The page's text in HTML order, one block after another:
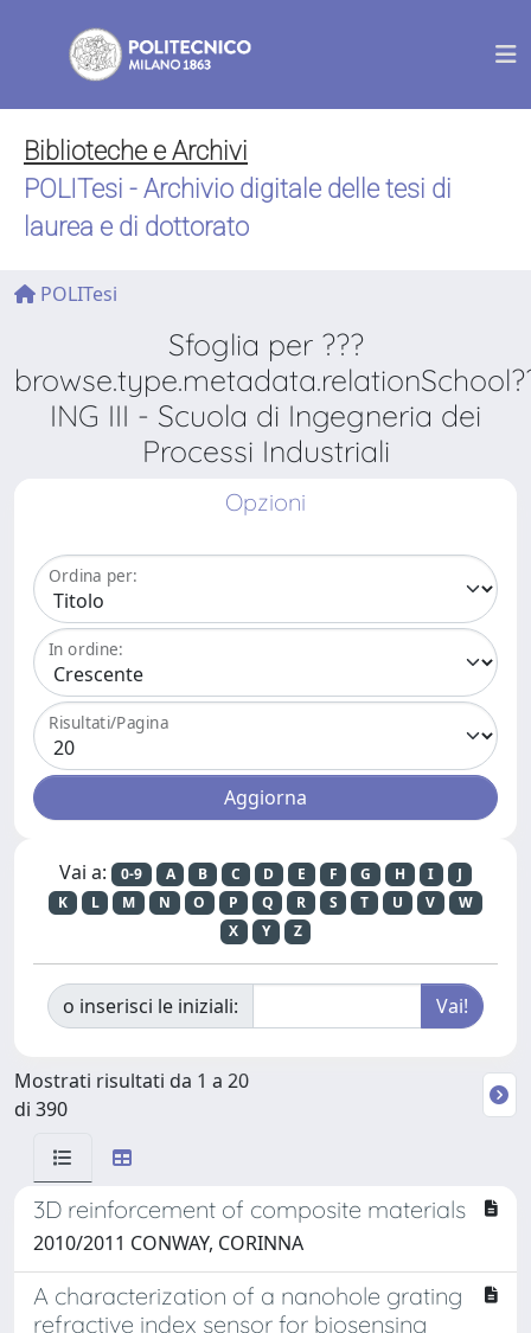
Biblioteche e Archivi
POLITesi - Archivio digitale delle tesi di
laurea e di dottorato
POLITesi
Sfoglia per ???
ING III - Scuola di Ingegneria dei
Processi Industriali
Opzioni
Ordina per:
In ordine:
Risultati/Pagina
Vai a: 0-9 A B C D E F G H I
J
K
L M N O P Q R S T U V
W
X
Y Z
o inserisci le iniziali:
Mostrati risultati da 1 a 20
di 390
3D reinforcement of composite materials
2010/2011 CONWAY, CORINNA
A characterization of a nanohole grating
refractive index sensor for biosensing